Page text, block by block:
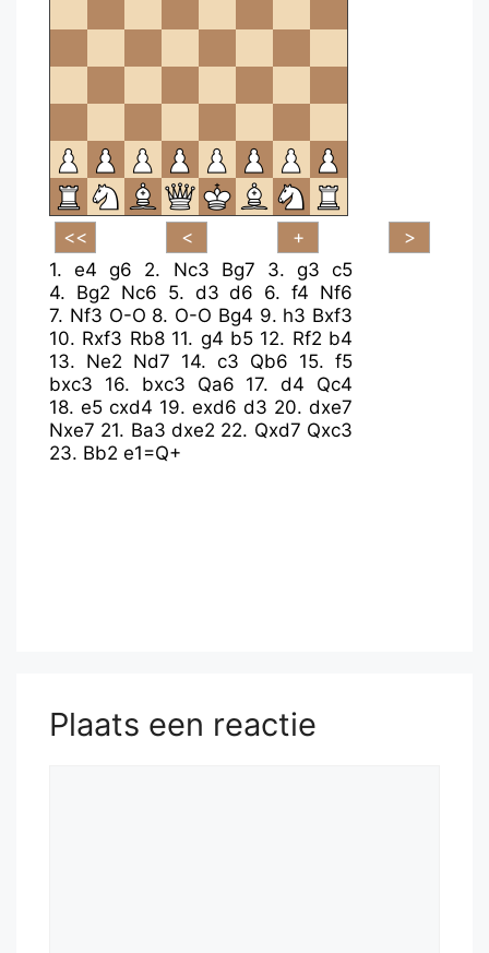
1.e4 g6 2. Nc3 Bg7 3. g3 c5
4. Bg2 Nc6 5. d3 d6 6.f4 Nf6
7. Nf3 O-O 8. O-O Bg4 9. h3 Bxf3
10. Rxf3 Rb8 11. g4 b5 12. Rf2 b4
13. Ne2 Nd7 14. c3 Qb6 15. f5
bxc3
16. bxc3 Qa6 17.d4
Qc4
18. e5 cxd4 19. exd6 d3 20. dxe7
Nxe7 21. Ba3 dxe2 22. Qxd7 Qxc3
23. Bb2 e1=Q+
Plaats een reactie